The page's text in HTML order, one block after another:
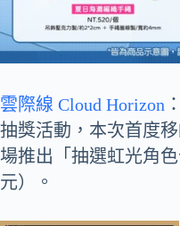
雲際線 Cloud Horizon
抽獎活動，本次首度
場推出「抽選虹光角
元）。